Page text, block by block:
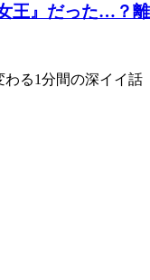
王』だった…？
わる1分間の深イイ